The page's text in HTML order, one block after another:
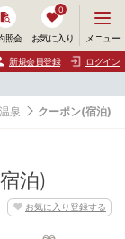
照会 お気に入り
0
ニ
ュ
ー
開
く
メニュー
新規会員登録 ログイン
泉 クーポン(宿泊)
泊)
お気に入り登録する